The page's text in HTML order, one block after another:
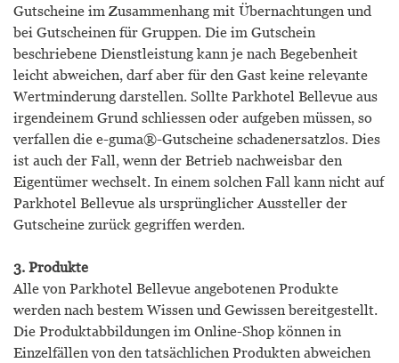
Gutscheine im Zusammenhang mit Übernachtungen und
bei Gutscheinen für Gruppen. Die im Gutschein
beschriebene Dienstleistung kann je nach Begebenheit
leicht abweichen, darf aber für den Gast keine relevante
Wertminderung darstellen. Sollte Parkhotel Bellevue aus
irgendeinem Grund schliessen oder aufgeben müssen, so
verfallen die e-guma®-Gutscheine schadenersatzlos. Dies
ist auch der Fall, wenn der Betrieb nachweisbar den
Eigentümer wechselt. In einem solchen Fall kann nicht auf
Parkhotel Bellevue als ursprünglicher Aussteller der
Gutscheine zurück gegriffen werden.
3. Produkte
Alle von Parkhotel Bellevue angebotenen Produkte
werden nach bestem Wissen und Gewissen bereitgestellt.
Die Produktabbildungen im Online-Shop können in
Einzelfällen von den tatsächlichen Produkten abweichen